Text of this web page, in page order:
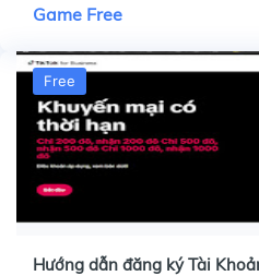
Game Free
Free
Hướng dẫn đăng ký Tài